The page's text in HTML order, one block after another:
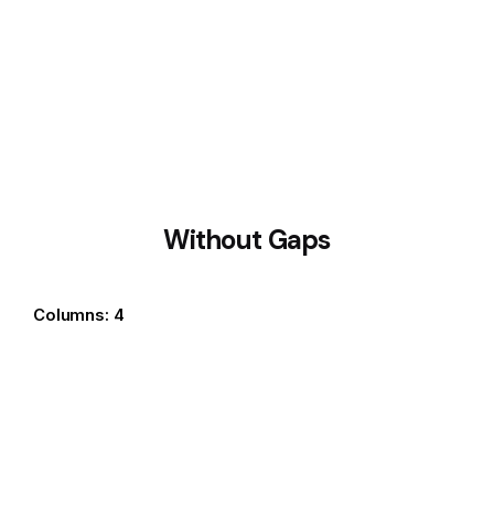
Without Gaps
Columns: 4